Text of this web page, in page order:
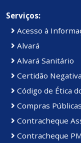
Serviços:
Acesso à
Alvará
Alvará Sanitário
Certidão Negativa
Código de Ética
Compras Públicas
Contracheque
Contracheque PM